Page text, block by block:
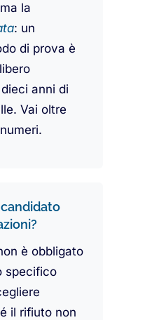
la
: un
di prova è
anni di
Vai oltre
è obbligato
specifico
il rifiuto non